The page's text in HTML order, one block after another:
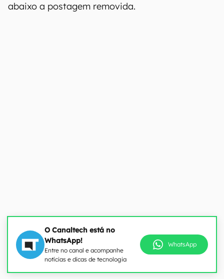
abaixo a postagem removida.
O Canaltech está no
WhatsApp!
Entre no canal e acompanhe
notícias e dicas de tecnologia
WhatsApp